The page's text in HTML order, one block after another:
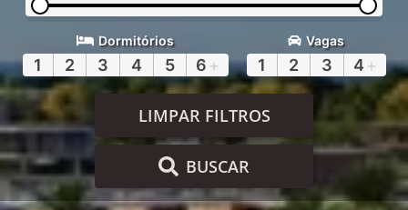
Dormitórios
1 2 3 4 5 6 +
Vagas
1 2 3 4 +
LIMPAR FILTROS
BUSCAR